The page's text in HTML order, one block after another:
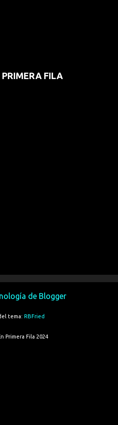
PRIMERA FILA
de Blogger
tema: RBFried
Primera Fila 2024